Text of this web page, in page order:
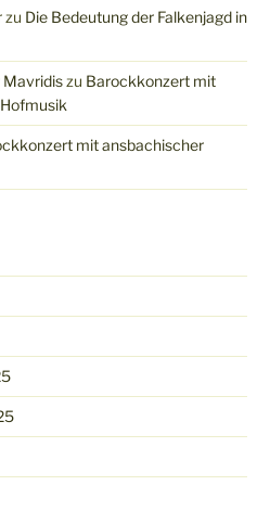
zu Die Bedeutung der Falkenjagd in
Mavridiszu Barockkonzert mit
mit ansbachischer